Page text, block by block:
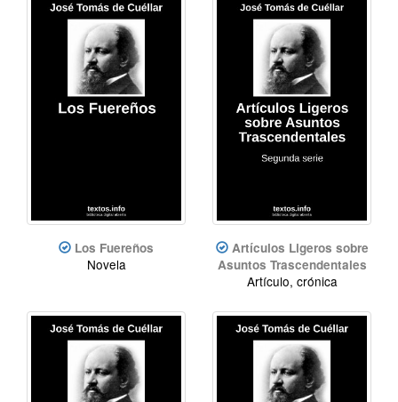
Los Fuereños
Novela
Artículos Ligeros sobre
Asuntos Trascendentales
Artículo, crónica